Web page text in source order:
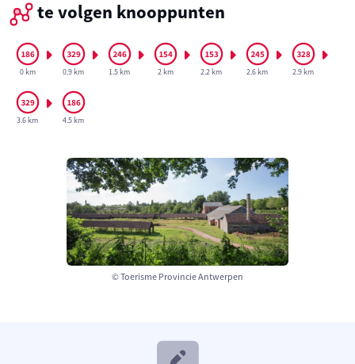
© Toerisme Provincie Antwerpen
te volgen knooppunten
0 km 0.9 km 1.5 km 2 km 2.2 km 2.6 km 2.9 km
3.6 km 4.5 km